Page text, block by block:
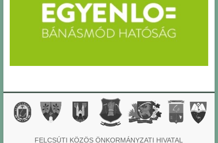
FELCSÚTI KÖZÖS ÖNKORMÁNYZATI HIVATAL